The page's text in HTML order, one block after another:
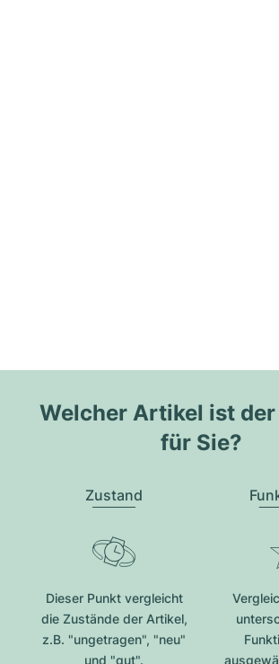
Welcher Artikel ist
für Sie?
Zustand
Dieser Punkt vergleicht
die Zustände der Artikel,
z.B. "ungetragen", "neu"
und "gut".